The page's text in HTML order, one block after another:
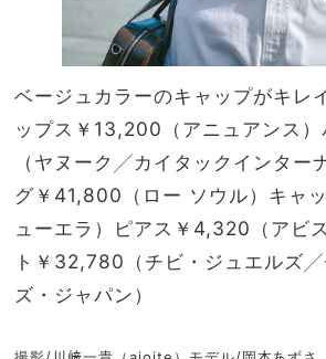
ベージュカラーのキャップがキレ
ップス￥13,200（アニュアンス
（ヤヌーク╱カイタックインター
グ￥41,800（ロー ソウル）キャ
ューエラ）ピアス￥4,320（アビ
ト￥32,780（チビ・ジュエルズ
ズ・ジャパン）